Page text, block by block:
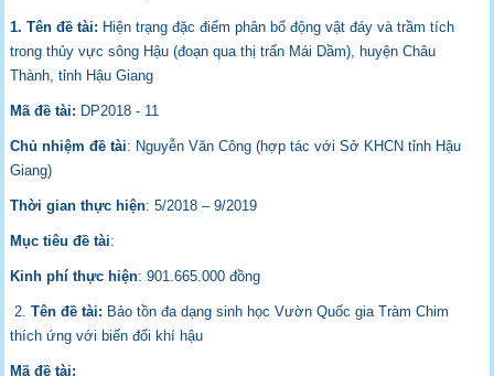
1. Tên đề tài: Hiện trạng đặc điểm phân bố động vật đáy và trầm tích
trong thủy vực sông Hậu (đoạn qua thị trấn Mái Dầm), huyện Châu
Thành, tỉnh Hậu Giang
Mã đề tài: DP2018 - 11
Chủ nhiệm đề tài: Nguyễn Văn Công (hợp tác với Sở KHCN tỉnh Hậu
Giang)
Thời gian thực hiện: 5/2018 – 9/2019
Mục tiêu đề tài:
Kinh phí thực hiện: 901.665.000 đồng
2.Tên đề tài: Bảo tồn đa dạng sinh học Vườn Quốc gia Tràm Chim
thích ứng với biến đổi khí hậu
Mã đề tài: